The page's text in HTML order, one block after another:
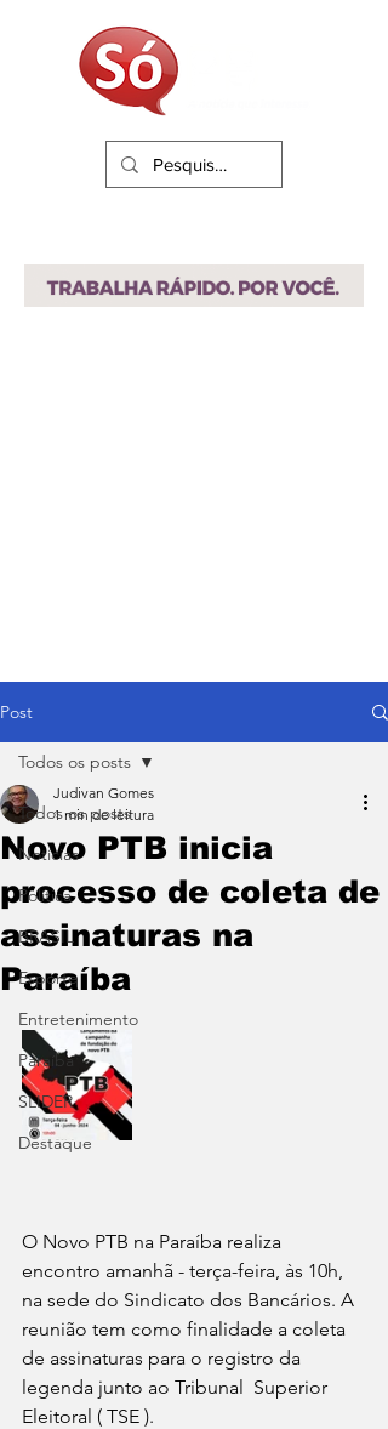
Post
Todos os posts
Notícias
Política
BRASIL
Esporte
Entretenimento
Paraíba
SLIDER
Destaque
Todos os posts
Novo PTB inicia
processo de coleta de
assinaturas na
Paraíba
Judivan Gomes
1 min de leitura
O Novo PTB na Paraíba realiza
encontro amanhã - terça-feira, às 10h,
na sede do Sindicato dos Bancários. A
reunião tem como finalidade a coleta
de assinaturas para o registro da
legenda junto ao Tribunal  Superior
Eleitoral ( TSE ).